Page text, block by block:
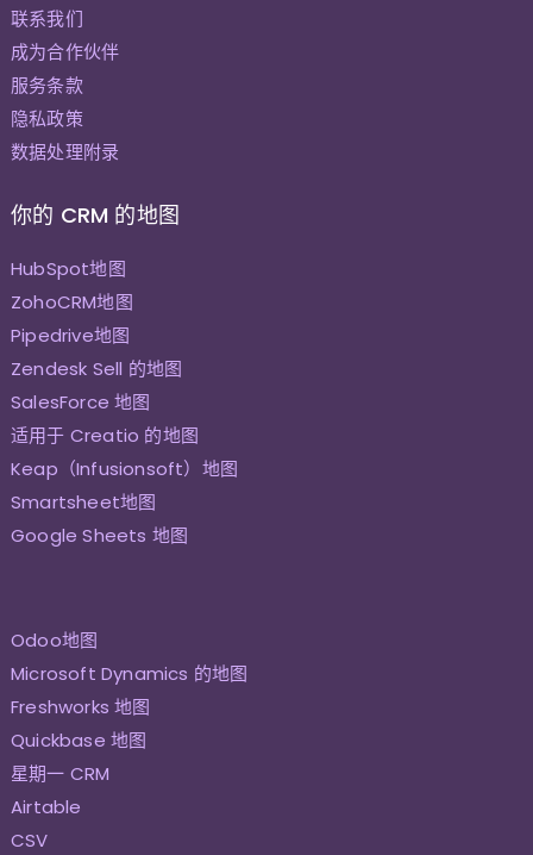
联系我们
成为合作伙伴
服务条款
隐私政策
数据处理附录
你的 CRM 的地图
HubSpot地图
ZohoCRM地图
Pipedrive地图
Zendesk Sell 的地图
SalesForce 地图
适用于 Creatio 的地图
Keap（Infusionsoft）地图
Smartsheet地图
Google Sheets 地图
Odoo地图
Microsoft Dynamics 的地图
Freshworks 地图
Quickbase 地图
星期一 CRM
Airtable
CSV